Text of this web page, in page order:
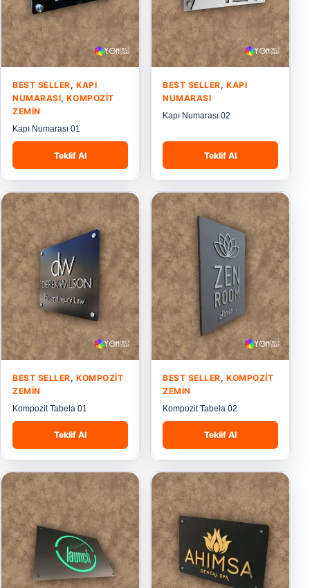
BEST SELLER,KAPI
NUMARASI,KOMPOZIT
ZEMIN
Kapı Numarası 01
Teklif Al
BEST SELLER,KAPI
NUMARASI
Kapı Numarası 02
Teklif Al
BEST SELLER,KOMPOZIT
ZEMIN
Kompozit Tabela 01
Teklif Al
BEST SELLER,KOMPOZIT
ZEMIN
Kompozit Tabela 02
Teklif Al